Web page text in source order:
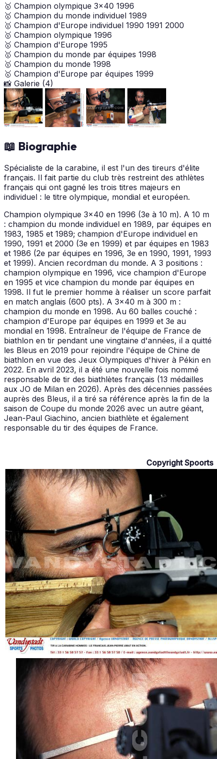
🥇 Champion olympique 3x40 1996
🥇 Champion du monde individuel 1989
🥇 Champion d'Europe individuel 1990 1991 2000
🥇 Champion olympique 1996
🥇 Champion d'Europe 1995
🥇 Champion du monde par équipes 1998
🥇 Champion du monde 1998
🥇 Champion d'Europe par équipes 1999
📸 Galerie (4)
📖 Biographie
Spécialiste de la carabine, il est l'un des tireurs d'élite
français. Il fait partie du club très restreint des athlètes
français qui ont gagné les trois titres majeurs en
individuel : le titre olympique, mondial et européen.
Champion olympique 3x40 en 1996 (3e à 10 m). A 10 m
: champion du monde individuel en 1989, par équipes en
1983, 1985 et 1989; champion d'Europe individuel en
1990, 1991 et 2000 (3e en 1999) et par équipes en 1983
et 1986 (2e par équipes en 1996, 3e en 1990, 1991, 1993
et 1999). Ancien recordman du monde. A 3 positions :
champion olympique en 1996, vice champion d'Europe
en 1995 et vice champion du monde par équipes en
1998. Il fut le premier homme à réaliser un score parfait
en match anglais (600 pts). A 3x40 m à 300 m :
champion du monde en 1998. Au 60 balles couché :
champion d'Europe par équipes en 1999 et 3e au
mondial en 1998. Entraîneur de l'équipe de France de
biathlon en tir pendant une vingtaine d'années, il a quitté
les Bleus en 2019 pour rejoindre l'équipe de Chine de
biathlon en vue des Jeux Olympiques d'hiver à Pékin en
2022. En avril 2023, il a été une nouvelle fois nommé
responsable de tir des biathlètes français (13 médailles
aux JO de Milan en 2026). Après des décennies passées
auprès des Bleus, il a tiré sa référence après la fin de la
saison de Coupe du monde 2026 avec un autre géant,
Jean-Paul Giachino, ancien biathlète et également
responsable du tir des équipes de France.
Copyright Spoorts